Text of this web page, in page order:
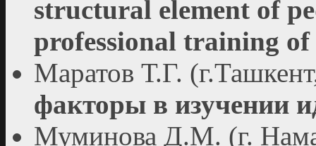
structural element of
professional training of
Маратов Т.Г.
факторы в изучении
Муминова Д.М. (г.